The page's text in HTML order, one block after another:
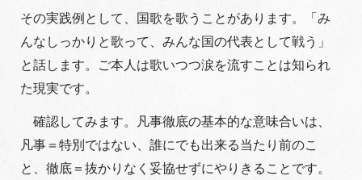
その実践例として、国歌を歌うことがあります。「み
んなしっかりと歌って、みんな国の代表として戦う」
と話します。ご本人は歌いつつ涙を流すことは知られ
た現実です。
確認してみます。凡事徹底の基本的な意味合いは、
凡事＝特別ではない、誰にでも出来る当たり前のこ
と、徹底＝抜かりなく妥協せずにやりきることです。